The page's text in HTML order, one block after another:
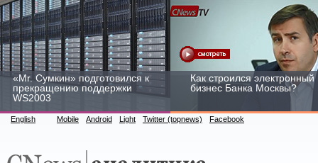
«Mr. Сумкин» подготовился к
прекращению поддержки
WS2003
Как строился электронный
бизнес Банка Москвы?
English Mobile Android Light Twitter (topnews) Facebook